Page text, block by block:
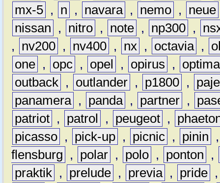
mx-5 , n , navara , nemo , neue
nissan
, nitro , note , np300 ,
,
nv200 , nv400 , nx , octavia ,
one , opc , opel , opirus ,
optima
outback , outlander , p1800 ,
panamera , panda , partner ,
patriot , patrol , peugeot ,
picasso , pick-up , picnic , pinin
flensburg
, polar , polo , ponton
,
praktik , prelude , previa , pride